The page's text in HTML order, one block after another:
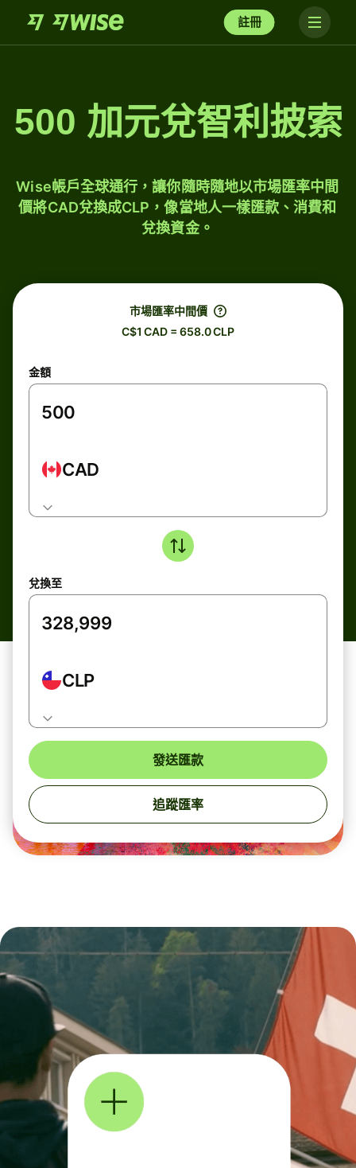
註冊
500 加元兌智利披索
Wise帳戶全球通行，讓你隨時隨地以市場匯率中間
價將CAD兌換成CLP，像當地人一樣匯款、消費和
兌換資金。
市場匯率中間價
C$1 CAD = 658.0 CLP
金額
CAD
兌換至
CLP
發送匯款
追蹤匯率